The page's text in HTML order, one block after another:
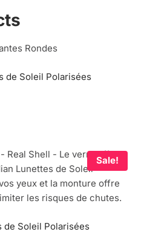
de Soleil Polarisées
Sale!
de Soleil Polarisées